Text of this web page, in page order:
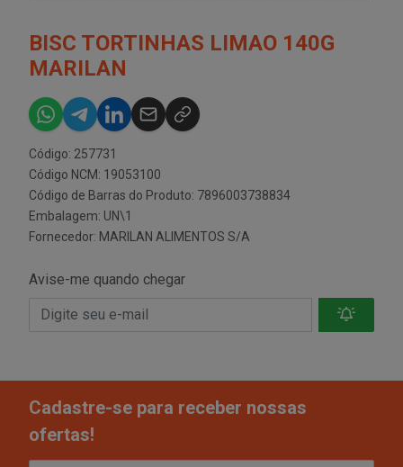
BISC TORTINHAS LIMAO 140G
MARILAN
Código: 257731
Código NCM: 19053100
Código de Barras do Produto: 7896003738834
Embalagem: UN\1
Fornecedor: MARILAN ALIMENTOS S/A
Avise-me quando chegar
Cadastre-se para receber nossas
ofertas!